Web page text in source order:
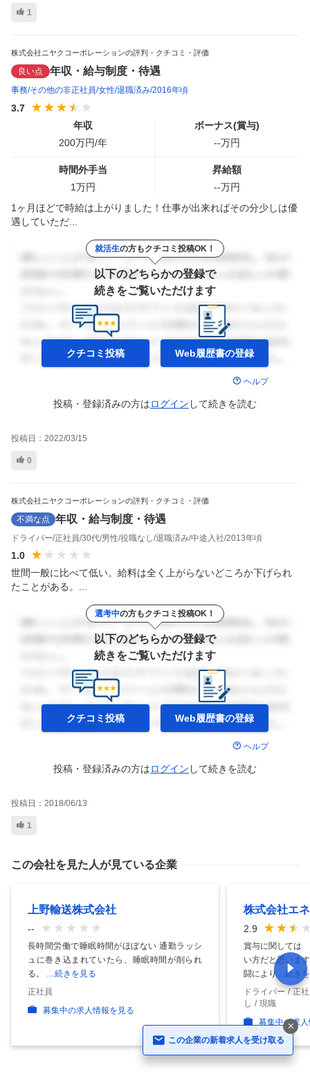
1
株式会社ニヤクコーポレーションの評判・クチコミ・評価
良い点 年収・給与制度・待遇
事務 その他の非正社員 女性 退職済み 2016年頃
3.7
年収
200万円/年
ボーナス(賞与)
--万円
時間外手当
1万円
昇給額
--万円
1ヶ月ほどで時給は上がりました！仕事が出来ればその分少しは優
遇していただ...
就活生の方もクチコミ投稿OK！
以下のどちらかの登録で
続きをご覧いただけます
クチコミ投稿 Web履歴書の登録
ヘルプ
投稿・登録済みの方はログイン して続きを読む
投稿日： 2022/03/15
0
株式会社ニヤクコーポレーションの評判・クチコミ・評価
不満な点 年収・給与制度・待遇
ドライバー 正社員 30代 男性 役職なし 退職済み 中途入社 2013年頃
1.0
世間一般に比べて低い。給料は全く上がらないどころか下げられ
たことがある。...
選考中の方もクチコミ投稿OK！
以下のどちらかの登録で
続きをご覧いただけます
クチコミ投稿 Web履歴書の登録
ヘルプ
投稿・登録済みの方はログイン して続きを読む
投稿日： 2018/06/13
1
この会社を見た人が見ている企業
上野輸送株式会社
--
長時間労働で睡眠時間がほぼない 通勤ラッシ
ュに巻き込まれていたら、睡眠時間が削られ
る。 …続きを見る
正社員
募集中の求人情報を見る
株式会社エ
2.9
賞与に関しては
い方だと思い
闘により …続き
ドライバー
正
し
現職
募集中の求
この企業の新着求人を受け取る